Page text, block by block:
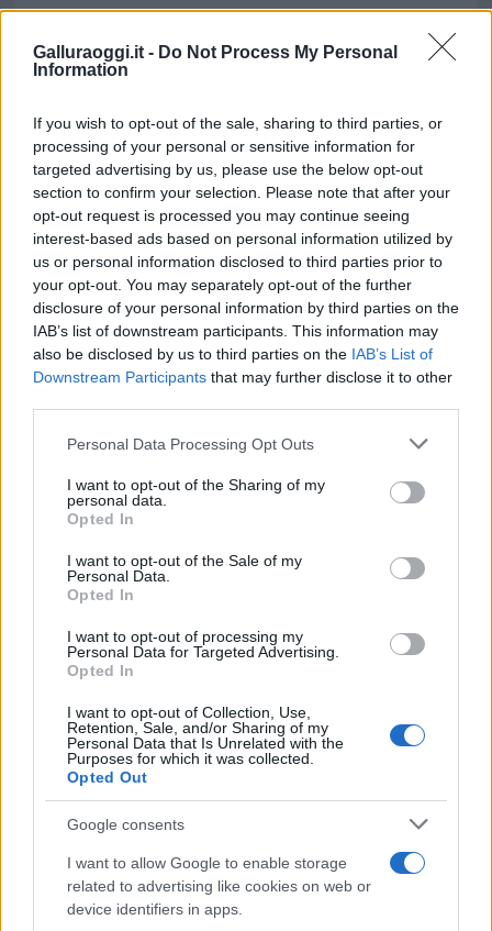
Galluraoggi.it - Do Not Process My Personal
Information
If you wish to opt-out of the sale, sharing to third parties, or
processing of your personal or sensitive information for
targeted advertising by us, please use the below opt-out
section to confirm your selection. Please note that after your
opt-out request is processed you may continue seeing
interest-based ads based on personal information utilized by
us or personal information disclosed to third parties prior to
your opt-out. You may separately opt-out of the further
disclosure of your personal information by third parties on the
IAB’s list of downstream participants. This information may
also be disclosed by us to third parties on the IAB’s List of
Downstream Participants that may further disclose it to other
Please note that this website/app uses one or more Google
not limited to your visit or usage behaviour. You may click to
grant or deny consent to Google and its third-party tags to
use your data for below specified purposes in below Google
consent section.
Personal Data Processing Opt Outs
I want to opt-out of the Sharing of my
personal data.
Opted In
I want to opt-out of the Sale of my
Personal Data.
Opted In
I want to opt-out of processing my
Personal Data for Targeted Advertising.
Opted In
I want to opt-out of Collection, Use,
Retention, Sale, and/or Sharing of my
Personal Data that Is Unrelated with the
Purposes for which it was collected.
Opted Out
Google consents
I want to allow Google to enable storage
related to advertising like cookies on web or
device identifiers in apps.